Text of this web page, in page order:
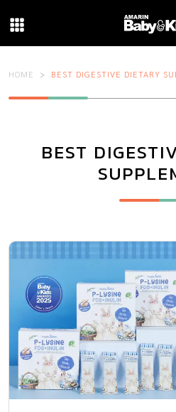
HOME BEST DIGESTIVE DIETARY
BEST